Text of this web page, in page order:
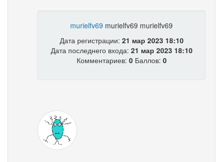
murielfv69 murielfv69 murielfv69
Дата регистрации: 21 мар 2023 18:10
Дата последнего входа: 21 мар 2023 18:10
Комментариев: 0Баллов: 0